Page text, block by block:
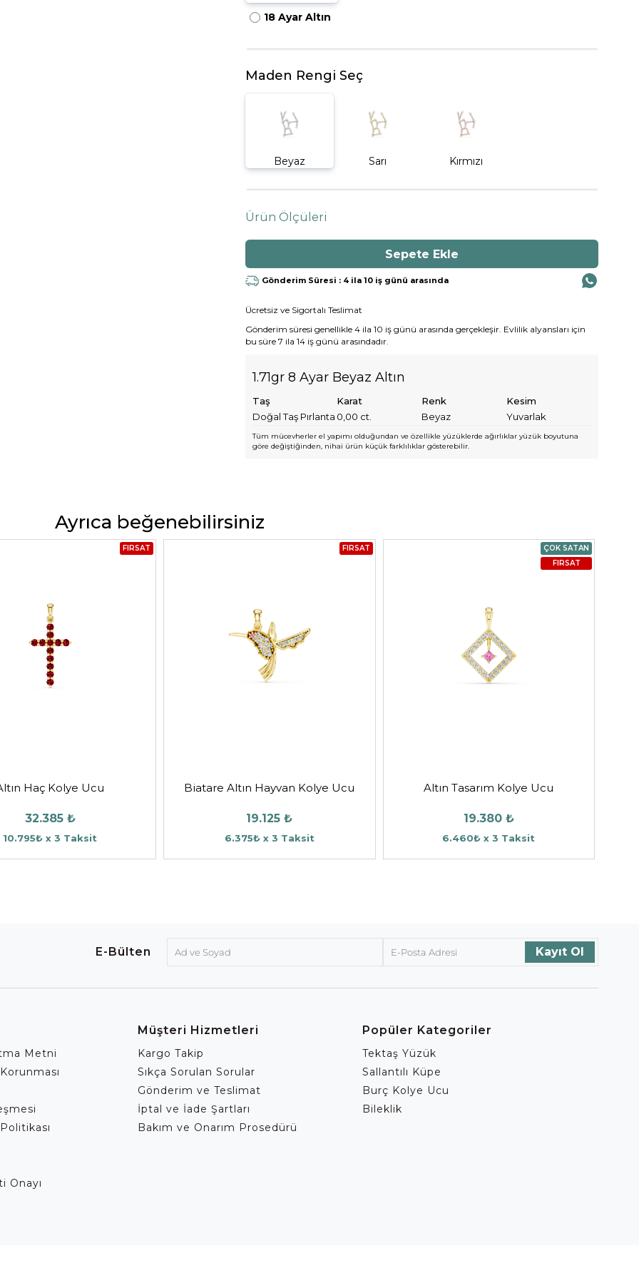
18 Ayar Altın
Maden Rengi Seç
Beyaz Sarı Kırmızı
Ürün Ölçüleri
Gönderim Süresi : 4 ila 10 iş günü arasında
Ücretsiz ve Sigortalı Teslimat
Gönderim süresi genellikle 4 ila 10 iş günü arasında gerçekleşir. Evlilik alyansları için
bu süre 7 ila 14 iş günü arasındadır.
1.71gr 8 Ayar Beyaz Altın
Taş Karat Renk
Kesim
Doğal Taş Pırlanta 0,00 ct. Beyaz Yuvarlak
Tüm mücevherler el yapımı olduğundan ve özellikle yüzüklerde ağırlıklar yüzük boyutuna
göre değiştiğinden, nihai ürün küçük farklılıklar gösterebilir.
Ayrıca beğenebilirsiniz
FIRSAT
Haç Kolye Ucu
32.385 ₺
10.795₺ x 3 Taksit
FIRSAT
Biatare Altın Hayvan Kolye Ucu
19.125 ₺
6.375₺ x 3 Taksit
ÇOK SATAN
FIRSAT
Altın Tasarım Kolye Ucu
19.380 ₺
6.460₺ x 3 Taksit
E-Bülten
Metni
Onayı
Müşteri Hizmetleri
Kargo Takip
Sıkça Sorulan Sorular
Gönderim ve Teslimat
İptal ve İade Şartları
Bakım ve Onarım Prosedürü
Popüler Kategoriler
Tektaş Yüzük
Sallantılı Küpe
Burç Kolye Ucu
Bileklik